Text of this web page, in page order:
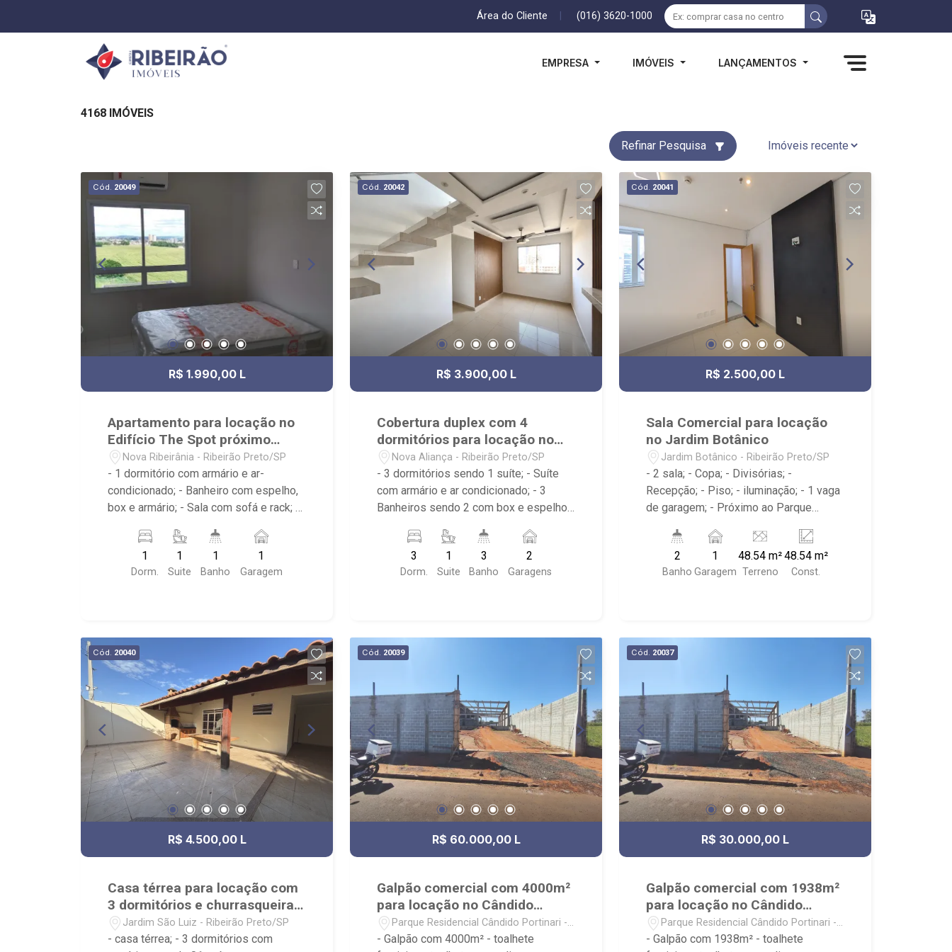
Área do Cliente (016) 3620-1000
EMPRESA IMÓVEIS LANÇAMENTOS
4168 IMÓVEIS
Refinar Pesquisa
Cód. 20049
R$ 1.990,00 L
Apartamento para locação no
Edifício The Spot próximo
UNAERP
Nova Ribeirânia - Ribeirão Preto/SP
- 1 dormitório com armário e ar-
condicionado; - Banheiro com espelho,
box e armário; - Sala com sofá e rack; -
geladeira, microondas e fogão; -
Condomínio com portaria 24 horas, sala
de estudos, biblioteca, cozinha
HapiVida, UNAERP e Novo Shopping.
1
Dorm.
1
Suite
1
Banho
1
Garagem
Cód. 20042
R$ 3.900,00 L
Cobertura duplex com 4
dormitórios para locação no
Nova Aliança
Nova Aliança - Ribeirão Preto/SP
- 3 dormitórios sendo 1 suíte; - Suíte
com armário e ar condicionado; - 3
Banheiros sendo 2 com box e espelho;
no teto; - Cozinha americana planejada;
- Cozinha já com cooktop e depurador; -
Varanda gourmet com churrasqueira; -
festas e academia; - Próximo a UNIP,
Novo Mercadão, Colégio Objetivo,
Ribeirão Shopping e Parque das Artes.
3
Dorm.
1
Suite
3
Banho
2
Garagens
Cód. 20041
R$ 2.500,00 L
Sala Comercial para locação
no Jardim Botânico
Jardim Botânico - Ribeirão Preto/SP
- 2 sala; - Copa; - Divisórias; -
Recepção; - Piso; - iluminação; - 1 vaga
de garagem; - Próximo ao Parque
Savegnago Supermercados,
McDonald`s, Tibursiu`s - Botânico; -
Ribeirão Imóveis, referência em venda,
capacitados; - processos rápidos e
eficientes; - análise criteriosa de
documentação; - com foco: Zona Sul,
Zona Leste, Centro e Bonfim Paulista; -
para Venda, Compra e Locação,
imobiliária é Ribeirão Imóveis - sede na
Av. Professor João Fiusa;
2
Banho
1
Garagem
48.54 m²
Terreno
48.54 m²
Const.
Cód. 20040
R$ 4.500,00 L
Casa térrea para locação com
3 dormitórios e churrasqueira
Jd. São Luiz
Jardim São Luiz - Ribeirão Preto/SP
- casa térrea; - 3 dormitórios com
Cód. 20039
R$ 60.000,00 L
Galpão comercial com 4000m²
para locação no Cândido
Portinari
Parque Residencial Cândido Portinari -
Ribeirão Preto/SP
- Galpão com 4000m² - toalhete
Cód. 20037
R$ 30.000,00 L
Galpão comercial com 1938m²
para locação no Cândido
Portinari
Parque Residencial Cândido Portinari -
Ribeirão Preto/SP
- Galpão com 1938m² - toalhete